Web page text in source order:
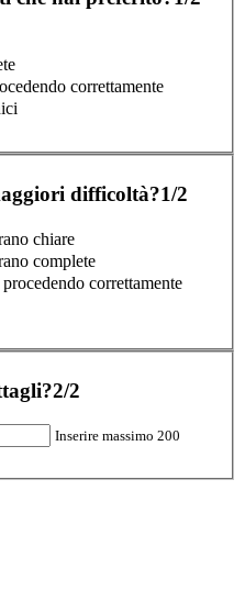
correttamente
difficoltà?1/2
chiare
complete
correttamente
2/2
Inserire massimo 200